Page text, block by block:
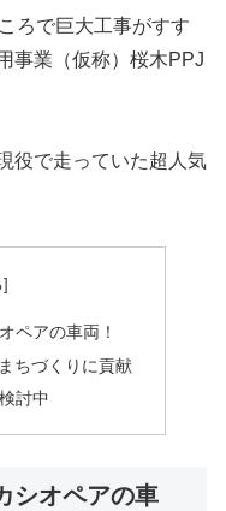
ろで巨大工事がすす
事業（仮称）桜木PPJ
役で走っていた超人気
ペアの車両！
ちづくりに貢献
討中
シオペアの車